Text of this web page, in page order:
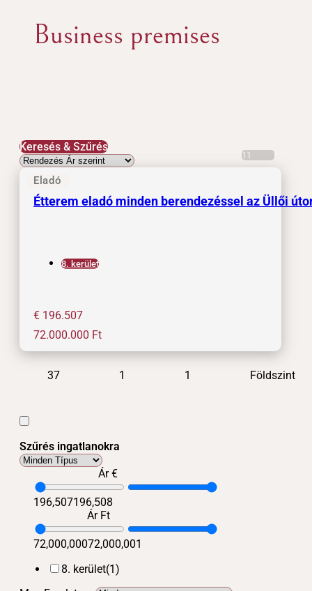
Business premises
Keresés & Szűrés
Eladó
11
Étterem eladó minden berendezéssel az Üllői
8. kerület
€ 196.507
72.000.000 Ft
37 1 1 Földszint
Szűrés ingatlanokra
Ár €
196,507196,508
Ár Ft
72,000,00072,000,001
8. kerület(1)